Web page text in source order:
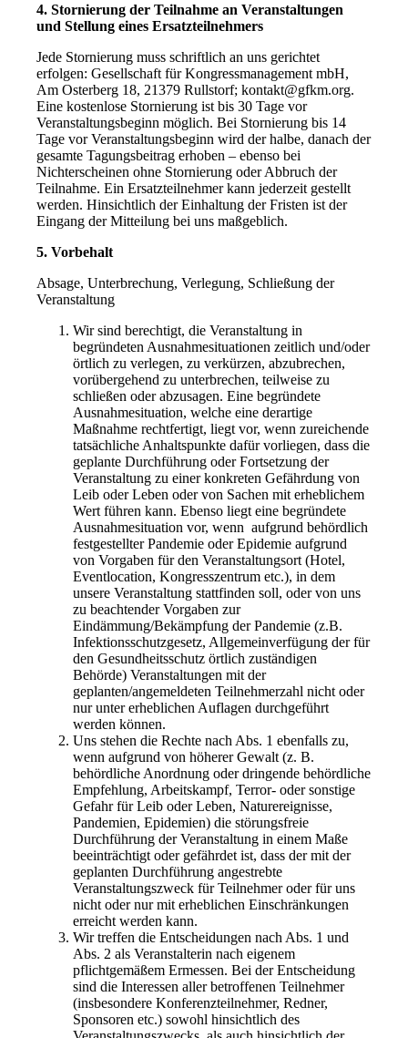
4. Stornierung der Teilnahme an Veranstaltungen
und Stellung eines Ersatzteilnehmers
Jede Stornierung muss schriftlich an uns gerichtet
erfolgen: Gesellschaft für Kongressmanagement mbH,
Am Osterberg 18, 21379 Rullstorf; kontakt@gfkm.org.
Eine kostenlose Stornierung ist bis 30 Tage vor
Veranstaltungsbeginn möglich. Bei Stornierung bis 14
Tage vor Veranstaltungsbeginn wird der halbe, danach der
gesamte Tagungsbeitrag erhoben – ebenso bei
Nichterscheinen ohne Stornierung oder Abbruch der
Teilnahme. Ein Ersatzteilnehmer kann jederzeit gestellt
werden. Hinsichtlich der Einhaltung der Fristen ist der
Eingang der Mitteilung bei uns maßgeblich.
5. Vorbehalt
Absage, Unterbrechung, Verlegung, Schließung der
Veranstaltung
Wir sind berechtigt, die Veranstaltung in
begründeten Ausnahmesituationen zeitlich und/oder
örtlich zu verlegen, zu verkürzen, abzubrechen,
vorübergehend zu unterbrechen, teilweise zu
schließen oder abzusagen. Eine begründete
Ausnahmesituation, welche eine derartige
Maßnahme rechtfertigt, liegt vor, wenn zureichende
tatsächliche Anhaltspunkte dafür vorliegen, dass die
geplante Durchführung oder Fortsetzung der
Veranstaltung zu einer konkreten Gefährdung von
Leib oder Leben oder von Sachen mit erheblichem
Wert führen kann. Ebenso liegt eine begründete
Ausnahmesituation vor, wenn aufgrund behördlich
festgestellter Pandemie oder Epidemie aufgrund
von Vorgaben für den Veranstaltungsort (Hotel,
Eventlocation, Kongresszentrum etc.), in dem
unsere Veranstaltung stattfinden soll, oder von uns
zu beachtender Vorgaben zur
Eindämmung/Bekämpfung der Pandemie (z.B.
Infektionsschutzgesetz, Allgemeinverfügung der für
den Gesundheitsschutz örtlich zuständigen
Behörde) Veranstaltungen mit der
geplanten/angemeldeten Teilnehmerzahl nicht oder
nur unter erheblichen Auflagen durchgeführt
werden können.
Uns stehen die Rechte nach Abs. 1 ebenfalls zu,
wenn aufgrund von höherer Gewalt (z. B.
behördliche Anordnung oder dringende behördliche
Empfehlung, Arbeitskampf, Terror- oder sonstige
Gefahr für Leib oder Leben, Naturereignisse,
Pandemien, Epidemien) die störungsfreie
Durchführung der Veranstaltung in einem Maße
beeinträchtigt oder gefährdet ist, dass der mit der
geplanten Durchführung angestrebte
Veranstaltungszweck für Teilnehmer oder für uns
nicht oder nur mit erheblichen Einschränkungen
erreicht werden kann.
Wir treffen die Entscheidungen nach Abs. 1 und
Abs. 2 als Veranstalterin nach eigenem
pflichtgemäßem Ermessen. Bei der Entscheidung
sind die Interessen aller betroffenen Teilnehmer
(insbesondere Konferenzteilnehmer, Redner,
Sponsoren etc.) sowohl hinsichtlich des